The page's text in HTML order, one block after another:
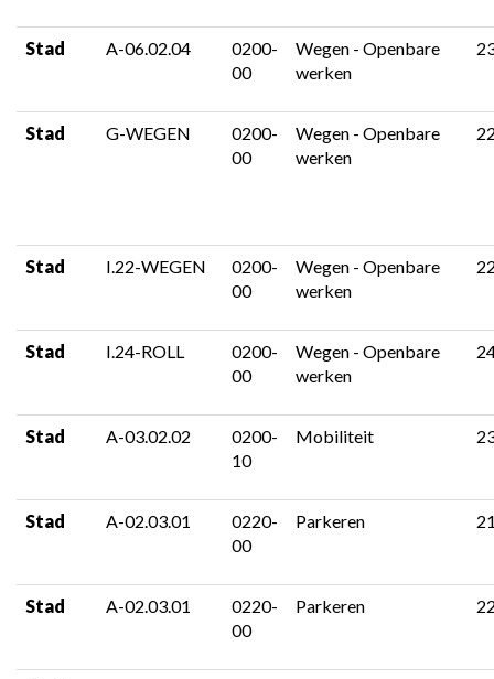
Stad A-06.02.04
0200-
00
Wegen - Openbare
werken
Stad G-WEGEN
0200-
00
Wegen - Openbare
werken
Stad I.22-WEGEN
0200-
00
Wegen - Openbare
werken
Stad I.24-ROLL
0200-
00
Wegen - Openbare
werken
Stad A-03.02.02
0200-
10
Mobiliteit
Stad A-02.03.01
0220-
00
Parkeren
Stad A-02.03.01
0220-
00
Parkeren